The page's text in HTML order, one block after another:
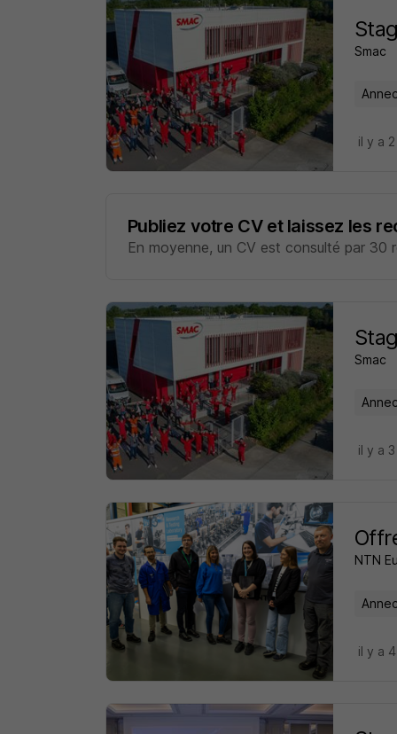
Smac
il y a
Publiez votre CV et laissez les
En moyenne, un CV est consulté par 30
Smac
il y a
NTN
il y a